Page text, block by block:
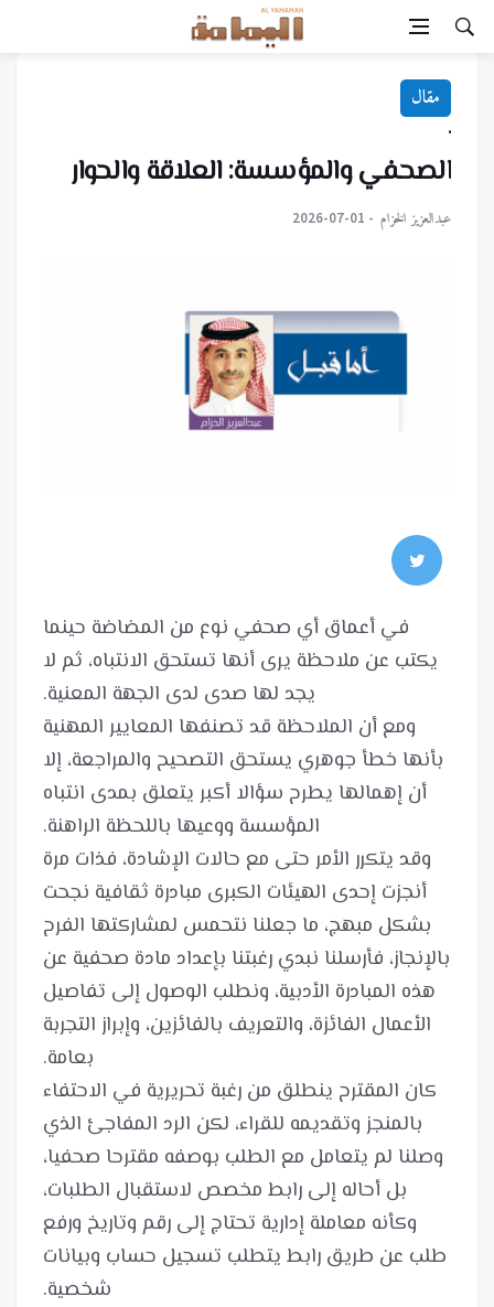
مقال
.
الصحفي والمؤسسة: العلاقة والحوار
عبدالعزيز الخزام 2026-07-01
في أعماق أي صحفي نوع من المضاضة حينما
يكتب عن ملاحظة يرى أنها تستحق الانتباه، ثم لا
ومع أن الملاحظة قد تصنفها المعايير المهنية
بأنها خطأ جوهري يستحق التصحيح والمراجعة، إلا
أن إهمالها يطرح سؤالا أكبر يتعلق بمدى انتباه
وقد يتكرر الأمر حتى مع حالات الإشادة، فذات مرة
أنجزت إحدى الهيئات الكبرى مبادرة ثقافية نجحت
بشكل مبهج، ما جعلنا نتحمس لمشاركتها الفرح
بالإنجاز، فأرسلنا نبدي رغبتنا بإعداد مادة صحفية عن
هذه المبادرة الأدبية، ونطلب الوصول إلى تفاصيل
الأعمال الفائزة، والتعريف بالفائزين، وإبراز التجربة
كان المقترح ينطلق من رغبة تحريرية في الاحتفاء
بالمنجز وتقديمه للقراء، لكن الرد المفاجئ الذي
وصلنا لم يتعامل مع الطلب بوصفه مقترحا صحفيا،
بل أحاله إلى رابط مخصص لاستقبال الطلبات،
وكأنه معاملة إدارية تحتاج إلى رقم وتاريخ ورفع
طلب عن طريق رابط يتطلب تسجيل حساب وبيانات